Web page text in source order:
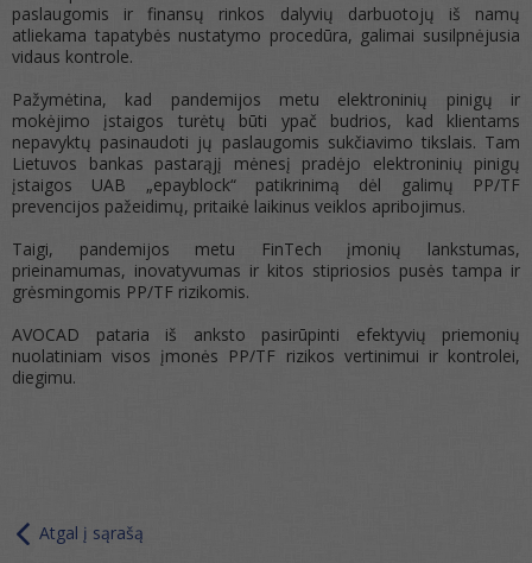
paslaugomis ir finansų rinkos dalyvių darbuotojų iš namų
atliekama tapatybės nustatymo procedūra, galimai susilpnėjusia
vidaus kontrole.
Pažymėtina, kad pandemijos metu elektroninių pinigų ir
mokėjimo įstaigos turėtų būti ypač budrios, kad klientams
nepavyktų pasinaudoti jų paslaugomis sukčiavimo tikslais. Tam
Lietuvos bankas pastarąjį mėnesį pradėjo elektroninių pinigų
įstaigos UAB „epayblock“ patikrinimą dėl galimų PP/TF
prevencijos pažeidimų, pritaikė laikinus veiklos apribojimus.
Taigi, pandemijos metu FinTech įmonių lankstumas,
prieinamumas, inovatyvumas ir kitos stipriosios pusės tampa ir
grėsmingomis PP/TF rizikomis.
AVOCAD pataria iš anksto pasirūpinti efektyvių priemonių
nuolatiniam visos įmonės PP/TF rizikos vertinimui ir kontrolei,
diegimu.
Atgal į sąrašą